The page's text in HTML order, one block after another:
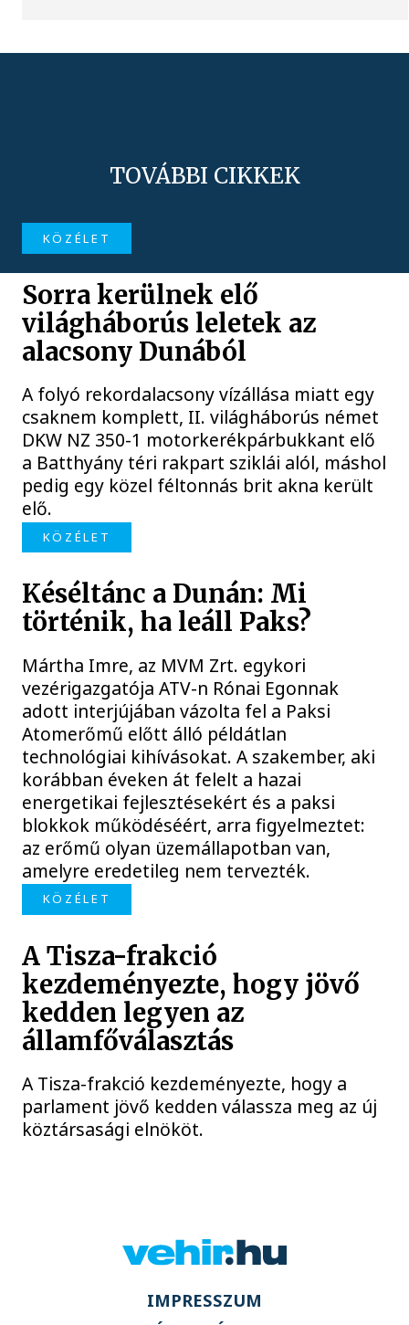
TOVÁBBI CIKKEK
KÖZÉLET
Sorra kerülnek elő
világháborús leletek az
alacsony Dunából
A folyó rekordalacsony vízállása miatt egy
csaknem komplett, II. világháborús német
DKW NZ 350-1 motorkerékpárbukkant elő
a Batthyány téri rakpart sziklái alól, máshol
pedig egy közel féltonnás brit akna került
elő.
KÖZÉLET
Késéltánc a Dunán: Mi
történik, ha leáll Paks?
Mártha Imre, az MVM Zrt. egykori
vezérigazgatója ATV-n Rónai Egonnak
adott interjújában vázolta fel a Paksi
Atomerőmű előtt álló példátlan
technológiai kihívásokat. A szakember, aki
korábban éveken át felelt a hazai
energetikai fejlesztésekért és a paksi
blokkok működéséért, arra figyelmeztet:
az erőmű olyan üzemállapotban van,
amelyre eredetileg nem tervezték.
KÖZÉLET
A Tisza-frakció
kezdeményezte, hogy jövő
kedden legyen az
államfőválasztás
A Tisza-frakció kezdeményezte, hogy a
parlament jövő kedden válassza meg az új
köztársasági elnököt.
IMPRESSZUM